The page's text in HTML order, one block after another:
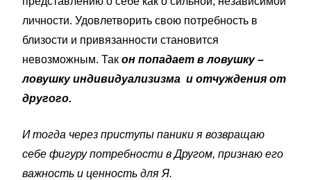
личности. Удовлетворить свою потребность в
близости и привязанности становится
невозможным. Так он попадает в ловушку –
ловушку индивидуализизма и отчуждения от
другого.
И тогда через приступы паники я возвращаю
себе фигуру потребности в Другом, признаю его
важность и ценность для Я.